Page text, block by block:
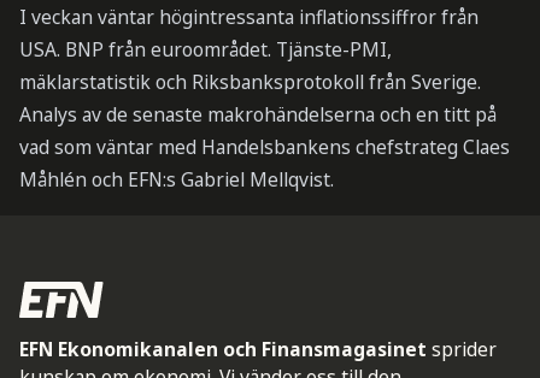
I veckan väntar högintressanta inflationssiffror från
USA. BNP från euroområdet. Tjänste-PMI,
mäklarstatistik och Riksbanksprotokoll från Sverige.
Analys av de senaste makrohändelserna och en titt på
vad som väntar med Handelsbankens chefstrateg Claes
Måhlén och EFN:s Gabriel Mellqvist.
EFN Ekonomikanalen och Finansmagasinet sprider